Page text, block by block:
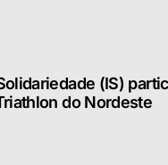
(IS)
do Nordeste